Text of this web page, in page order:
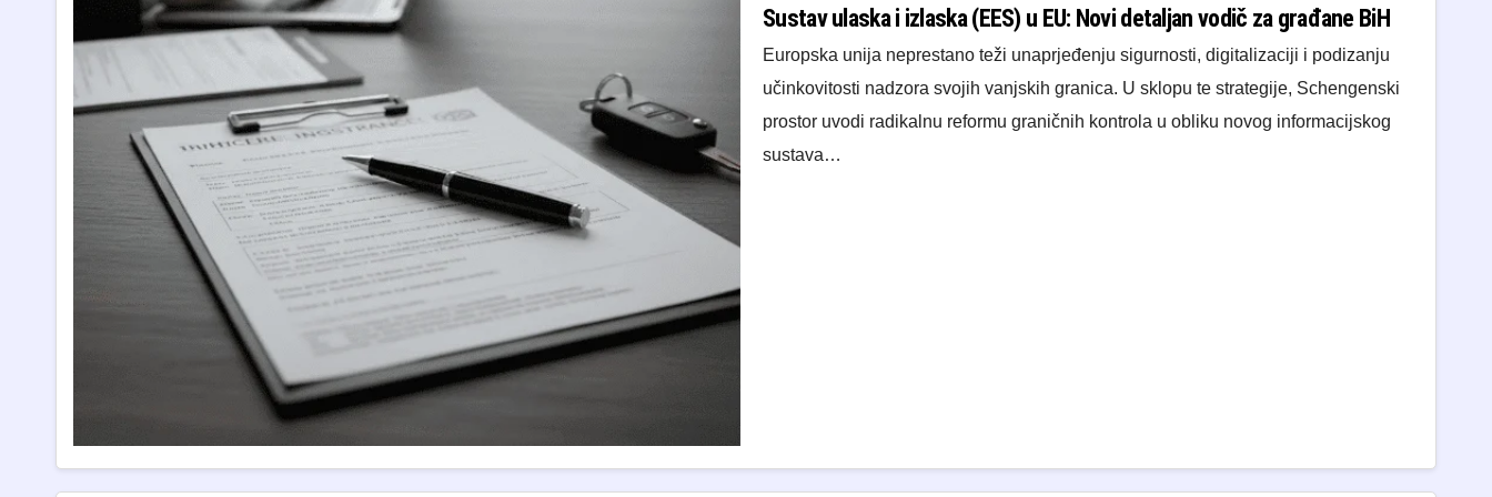
Sustav ulaska i izlaska (EES) u EU: Novi detaljan vodič za građane BiH
Europska unija neprestano teži unaprjeđenju sigurnosti, digitalizaciji i podizanju
učinkovitosti nadzora svojih vanjskih granica. U sklopu te strategije, Schengenski
prostor uvodi radikalnu reformu graničnih kontrola u obliku novog informacijskog
sustava…